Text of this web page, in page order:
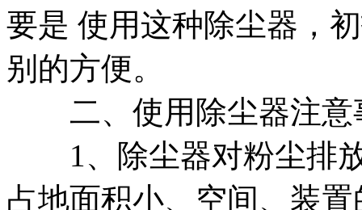
要是 使用这种除尘器，
别的方便。
二、使用除尘器注意
1、除尘器对粉尘排放
占地面积小、空间、装